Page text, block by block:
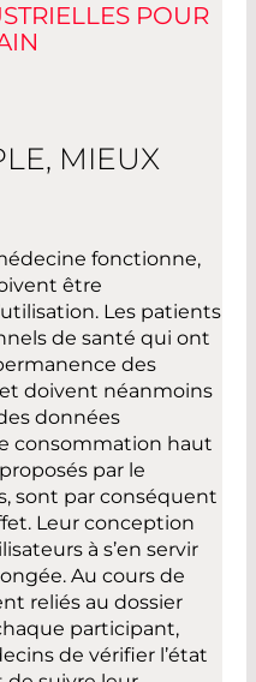
POUR
MIEUX
fonctionne,
être
Les patients
de santé qui ont
des
doivent néanmoins
données
consommation haut
par le
sont par conséquent
Leur conception
à s’en servir
Au cours de
reliés au dossier
participant,
de vérifier l’état